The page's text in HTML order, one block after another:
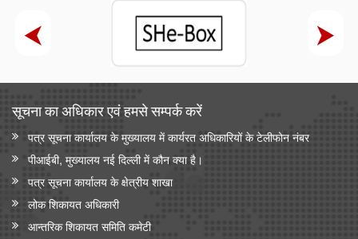
सूचना का अधिकार एवं हमसे सम्‍पर्क करें
पत्र सूचना कार्यालय के मुख्यालय में कार्यरत अधिकारियों के टेलीफोन नंबर
पीआईबी, मुख्यालय नई दिल्ली में कौन क्या है।
पत्र सूचना कार्यालय के क्षेत्रीय शाखा
लोक शिकायत अधिकारी
आन्‍तरिक शिकायत समिति कमेटी